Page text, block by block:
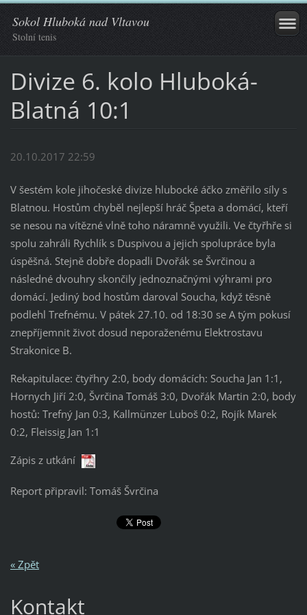
Sokol Hluboká nad Vltavou
Stolní tenis
Divize 6. kolo Hluboká-
Blatná 10:1
20.10.2017 22:59
V šestém kole jihočeské divize hlubocké áčko změřilo síly s
Blatnou. Hostům chyběl nejlepší hráč Špeta a domácí, kteří
se nesou na vítězné vlně toho náramně využili. Ve čtyřhře si
spolu zahráli Rychlík s Duspivou a jejich spolupráce byla
úspěšná. Stejně dobře dopadli Dvořák se Švrčinou a
následné dvouhry skončily jednoznačnými výhrami pro
domácí. Jediný bod hostům daroval Soucha, když těsně
podlehl Trefnému. V pátek 27.10. od 18:30 se A tým pokusí
znepříjemnit život dosud neporaženému Elektrostavu
Strakonice B.
Rekapitulace: čtyřhry 2:0, body domácích: Soucha Jan 1:1,
Hornych Jiří 2:0, Švrčina Tomáš 3:0, Dvořák Martin 2:0, body
hostů: Trefný Jan 0:3, Kallmünzer Luboš 0:2, Rojík Marek
0:2, Fleissig Jan 1:1
Zápis z utkání
Report připravil: Tomáš Švrčina
« Zpět
Kontakt